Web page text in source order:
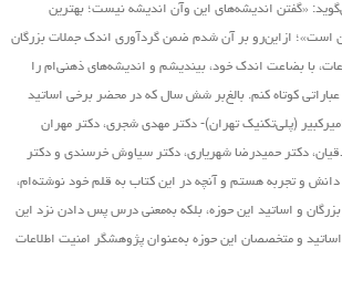
«گفتن اندیشه‌های این ‌وآن اندیشه نیست؛ بهترین
است»؛ ازاین‌رو بر آن شدم ضمن گردآوری اندک جملات بزرگان
با بضاعت اندک خود، بیندیشم و اندیشه‌های ذهنی‌ام را
عباراتی کوتاه کنم. بالغ‌بر شش سال که در محضر برخی اساتید
(پلی‌تکنیک تهران)- دکتر مهدی شجری، دکتر مهران
دکتر حمیدرضا شهریاری، دکتر سیاوش خرسندی و دکتر
و تجربه هستم و آنچه در این کتاب به قلم خود نوشته‌ام،
و اساتید این حوزه، بلکه به‌معنی درس پس دادن نزد این
اساتید و متخصصان این حوزه به‌عنوان پژوهشگر امنیت اطلاعات